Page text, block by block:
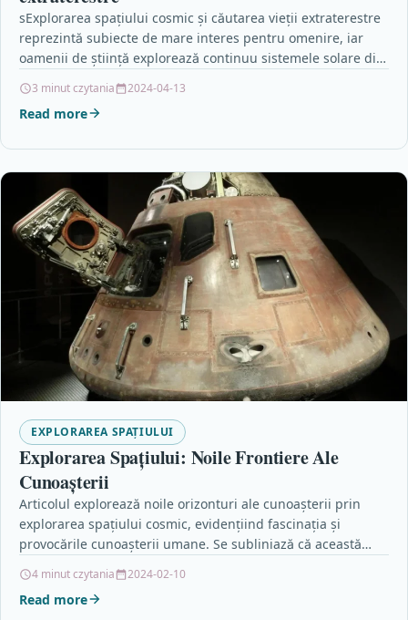
sExplorarea spațiului cosmic și căutarea vieții extraterestre
reprezintă subiecte de mare interes pentru omenire, iar
oamenii de știință explorează continuu sistemele solare din
3 minut czytania 2024-04-13
Read more
EXPLORAREA SPAȚIULUI
Explorarea Spațiului: Noile Frontiere Ale
Cunoașterii
Articolul explorează noile orizonturi ale cunoașterii prin
explorarea spațiului cosmic, evidențiind fascinația și
provocările cunoașterii umane. Se subliniază că această
4 minut czytania 2024-02-10
Read more